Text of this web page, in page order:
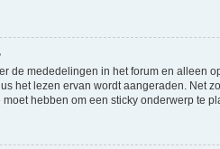
de mededelingen in het forum en alleen
het lezen ervan wordt aangeraden. Net
hebben om een sticky onderwerp te